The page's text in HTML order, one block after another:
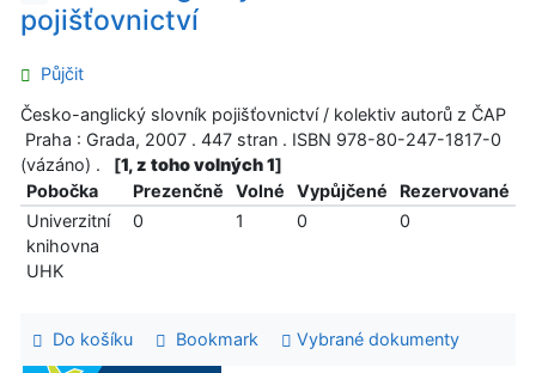
pojišťovnictví
Půjčit
Česko-anglický slovník pojišťovnictví / kolektiv autorů z ČAP
Praha : Grada, 2007 . 447 stran . ISBN 978-80-247-1817-0
(vázáno) .
[1, z toho volných 1]
Pobočka
Prezenčně Volné Vypůjčené
Rezervované
Univerzitní
knihovna
UHK
0 1 0 0
Do košíku Bookmark Vybrané dokumenty